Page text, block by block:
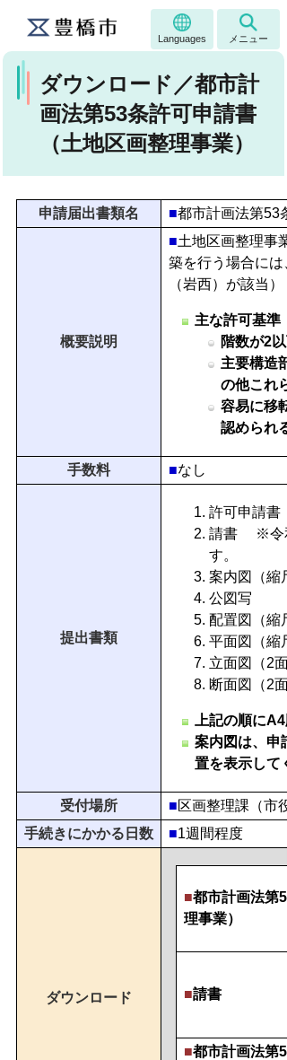
Languages メニュー
ダウンロード／都市計
画法第53条許可申請書
（土地区画整理事業）
申請届出書類名 ■都市計画法第53
概要説明
■土地区画整理事
築を行う場合に
（岩西）が該当）
主な許可基準
階数が2
主要構造
の他これ
容易に移
認められ
手数料 ■なし
提出書類
許可申請書
請書 ※令和
す。
案内図（縮
公図写
配置図（縮
平面図（縮
立面図（2
断面図（2
上記の順に
案内図は、申
置を表示して
受付場所 ■区画整理課（市
手続きにかかる日数
■1週間程度
ダウンロード
■都市計画法第
理事業）
■請書
■都市計画法第